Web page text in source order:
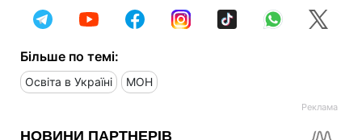
Більше по темі:
Освіта в Україні МОН